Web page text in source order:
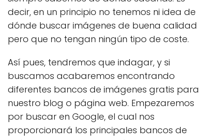
decir, en un principio no tenemos ni idea de
dónde buscar imágenes de buena calidad
pero que no tengan ningún tipo de coste.
Así pues, tendremos que indagar, y si
buscamos acabaremos encontrando
diferentes bancos de imágenes gratis para
nuestro blog o página web. Empezaremos
por buscar en Google, el cual nos
proporcionará los principales bancos de